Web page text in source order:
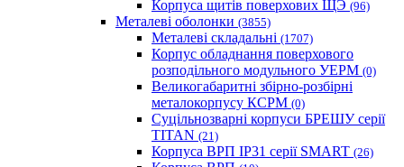
Корпуса щитів поверхових ЩЭ (96)
Металеві оболонки (3855)
Металеві складальні (1707)
Корпус обладнання поверхового
розподільного модульного УЕРМ (0)
Великогабаритні збірно-розбірні
металокорпусу КСРМ (0)
Суцільнозварні корпуси БРЕШУ серії
TITAN (21)
Корпуса ВРП IP31 серії SMART (26)